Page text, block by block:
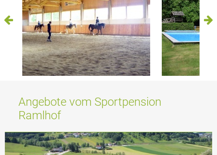
Angebote vom Sportpension
Ramlhof